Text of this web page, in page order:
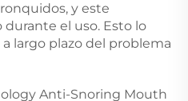
y este
el uso. Esto lo
largo plazo del problema